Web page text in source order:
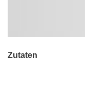
Zutaten